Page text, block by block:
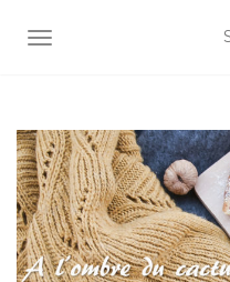
TOGGLE NAVIGATION